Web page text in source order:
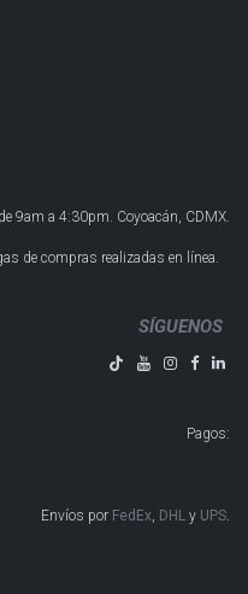
9am a 4:30pm. Coyoacán, CDMX.
de compras realizadas en línea.
SÍGUENOS
Pagos:
Envíos por FedEx, DHL y UPS​​​​​​.